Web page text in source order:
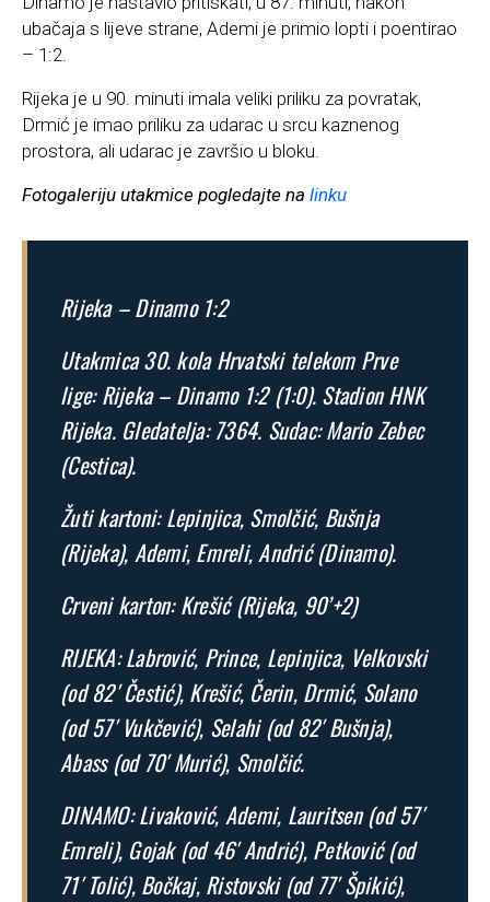
ubačaja s lijeve strane, Ademi je primio lopti i poentirao
– 1:2.
Rijeka je u 90. minuti imala veliki priliku za povratak,
Drmić je imao priliku za udarac u srcu kaznenog
prostora, ali udarac je završio u bloku.
Fotogaleriju utakmice pogledajte na linku
Rijeka – Dinamo 1:2
Utakmica 30. kola Hrvatski telekom Prve
lige: Rijeka – Dinamo 1:2 (1:0). Stadion HNK
Rijeka. Gledatelja: 7364. Sudac: Mario Zebec
(Cestica).
Žuti kartoni: Lepinjica, Smolčić, Bušnja
(Rijeka), Ademi, Emreli, Andrić (Dinamo).
Crveni karton: Krešić (Rijeka, 90’+2)
RIJEKA: Labrović, Prince, Lepinjica, Velkovski
(od 82′ Čestić), Krešić, Čerin, Drmić, Solano
(od 57′ Vukčević), Selahi (od 82′ Bušnja),
Abass (od 70′ Murić), Smolčić.
DINAMO: Livaković, Ademi, Lauritsen (od 57′
Emreli), Gojak (od 46′ Andrić), Petković (od
71′ Tolić), Bočkaj, Ristovski (od 77′ Špikić),